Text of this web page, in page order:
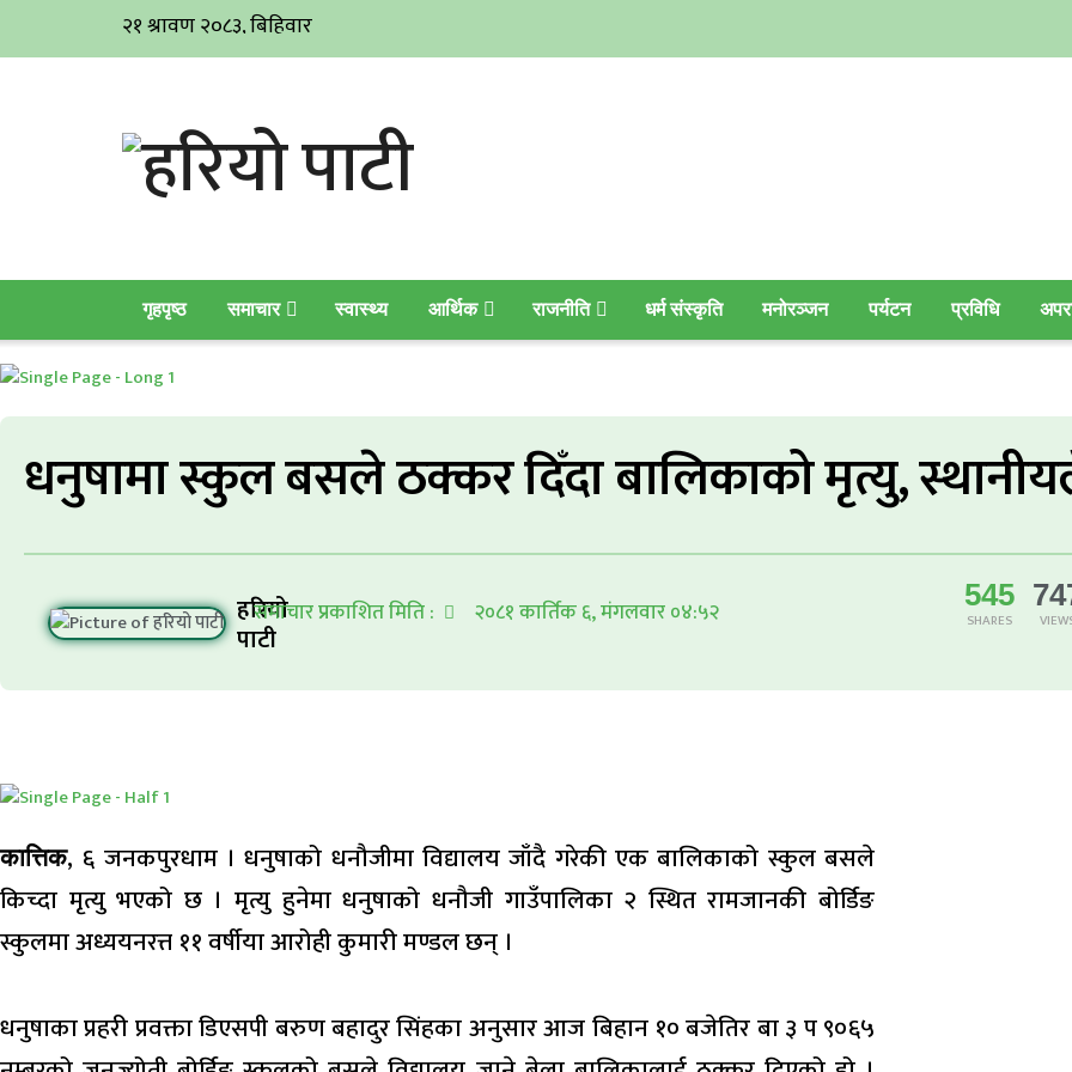
गृहपृष्ठ समाचार स्वास्थ्य आर्थिक राजनीति धर्म संस्कृति मनोरञ्जन पर्यटन प्रविधि
धनुषामा स्कुल बसले ठक्कर दिँदा बालिकाको मृत्यु,
हरियो
पाटी
समाचार प्रकाशित मिति : २०८१ कार्तिक ६, मंगलवार ०४:५२ 545
SHARES
कात्तिक, ६ जनकपुरधाम । धनुषाको धनौजीमा विद्यालय जाँदै गरेकी एक बालिकाको स्कुल बसले
किच्दा मृत्यु भएको छ । मृत्यु हुनेमा धनुषाको धनौजी गाउँपालिका २ स्थित रामजानकी बोर्डिङ
स्कुलमा अध्ययनरत्त ११ वर्षीया आरोही कुमारी मण्डल छन् ।
धनुषाका प्रहरी प्रवक्ता डिएसपी बरुण बहादुर सिंहका अनुसार आज बिहान १० बजेतिर बा ३ प ९०६५